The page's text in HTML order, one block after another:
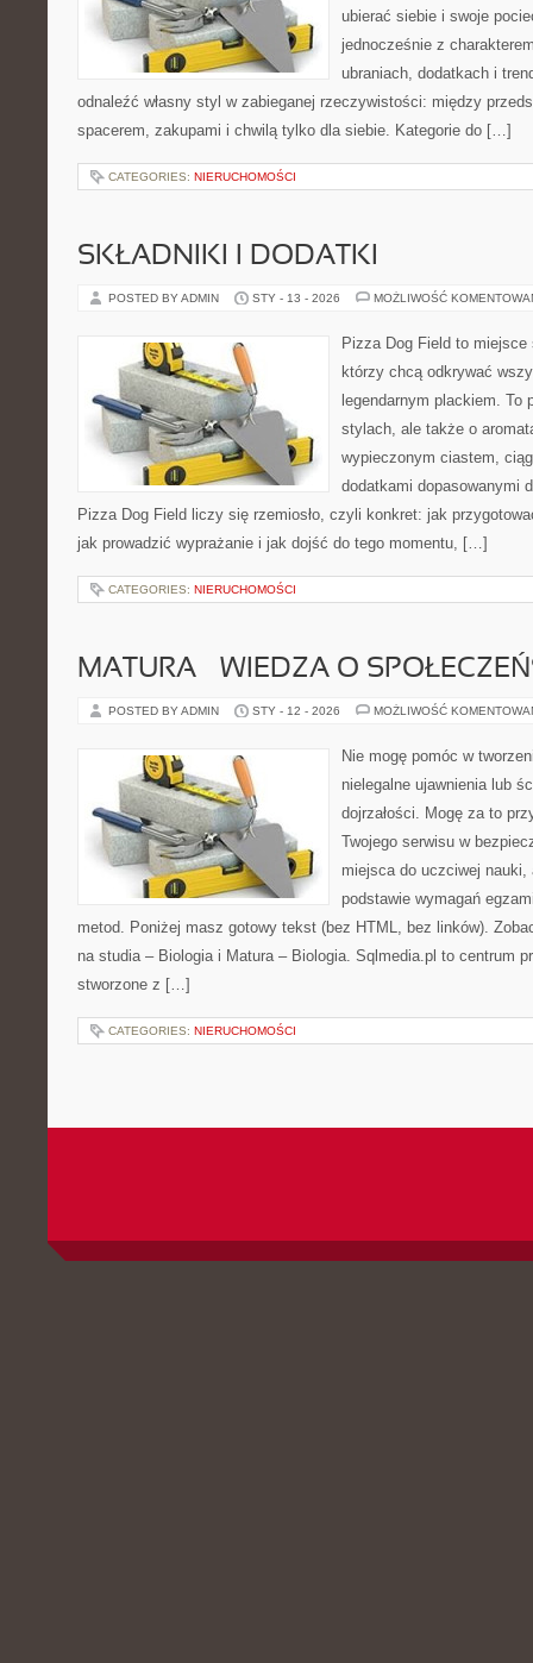
ubierać siebie i swoje
jednocześnie z
ubraniach, dodatkach i
odnaleźć własny styl w zabieganej rzeczywistości: między
spacerem, zakupami i chwilą tylko dla siebie. Kategorie do […]
CATEGORIES: NIERUCHOMOŚCI
SKŁADNIKI I DODATKI
POSTED BY ADMIN STY - 13 - 2026 MOŻLIWOŚĆ
Pizza Dog Field to
którzy chcą odkrywać
legendarnym plackiem. To
stylach, ale także o
wypieczonym ciastem,
dodatkami dopasowanymi
Pizza Dog Field liczy się rzemiosło, czyli konkret: jak
jak prowadzić wyprażanie i jak dojść do tego momentu, […]
CATEGORIES: NIERUCHOMOŚCI
MATURA – WIEDZA O
POSTED BY ADMIN STY - 12 - 2026 MOŻLIWOŚĆ
Nie mogę pomóc w
nielegalne ujawnienia lub
dojrzałości. Mogę za to
Twojego serwisu w
miejsca do uczciwej nauki,
podstawie wymagań
metod. Poniżej masz gotowy tekst (bez HTML, bez linków).
na studia – Biologia i Matura – Biologia. Sqlmedia.pl to centrum
stworzone z […]
CATEGORIES: NIERUCHOMOŚCI